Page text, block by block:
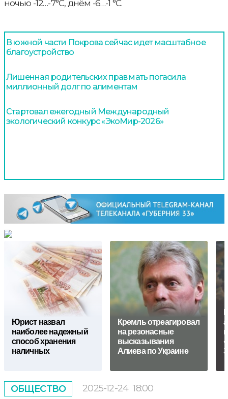
ночью -12…-7°С, днём -6…-1 °С.
В южной части Покрова сейчас идет масштабное
благоустройство
Лишенная родительских прав мать погасила
миллионный долг по алиментам
Стартовал ежегодный Международный
экологический конкурс «ЭкоМир-2026»
Юрист нaзвал
наиболее надежный
способ хранения
наличных
Кремль отреагировал
на резонасные
высказывания
Алиева по Украине
ОБЩЕСТВО 2025-12-24 18:00